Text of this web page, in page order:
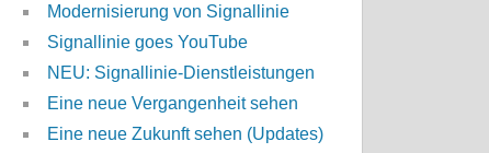
Modernisierung von Signallinie
Signallinie goes YouTube
NEU: Signallinie-Dienstleistungen
Eine neue Vergangenheit sehen
Eine neue Zukunft sehen (Updates)